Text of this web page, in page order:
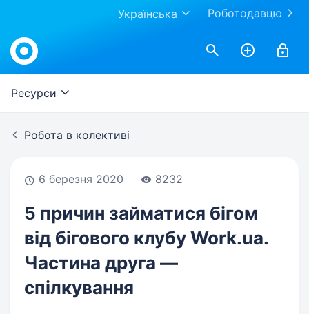
Роботодавцю
Українська
Work.ua
Ресурси
Робота в колективі
6 березня 2020 8232
5 причин займатися бігом
від бігового клубу Work.ua.
Частина друга —
спілкування